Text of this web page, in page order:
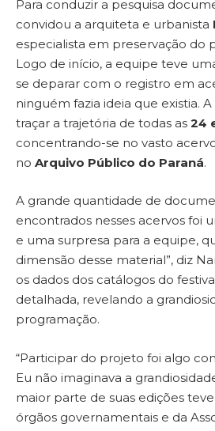
Para conduzir a pesquisa
convidou a arquiteta e urbanista
especialista em preservação do
Logo de início, a equipe teve
se deparar com o registro em
ninguém fazia ideia que existia.
traçar a trajetória de todas as 24
concentrando-se no vasto
no Arquivo Público do Paraná.
A grande quantidade de
encontrados nesses acervos foi
e uma surpresa para a equipe,
dimensão desse material”, diz
os dados dos catálogos do
detalhada, revelando a
programação.
“Participar do projeto foi algo
Eu não imaginava a
maior parte de suas edições
órgãos governamentais e da